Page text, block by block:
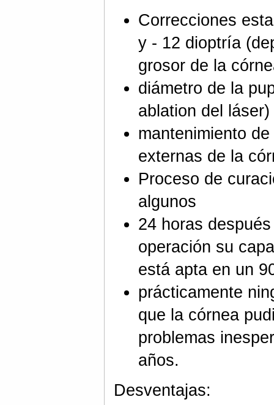
Correcciones
y - 12 dioptría
grosor de la
diámetro de la
ablation del láser)
mantenimiento
externas de la
Proceso de
algunos
24 horas
operación su
está apta en un
prácticamente
que la córnea
problemas
años.
Desventajas: